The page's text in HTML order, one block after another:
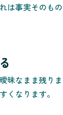
は事実そのも
昧なまま残り
くなります。